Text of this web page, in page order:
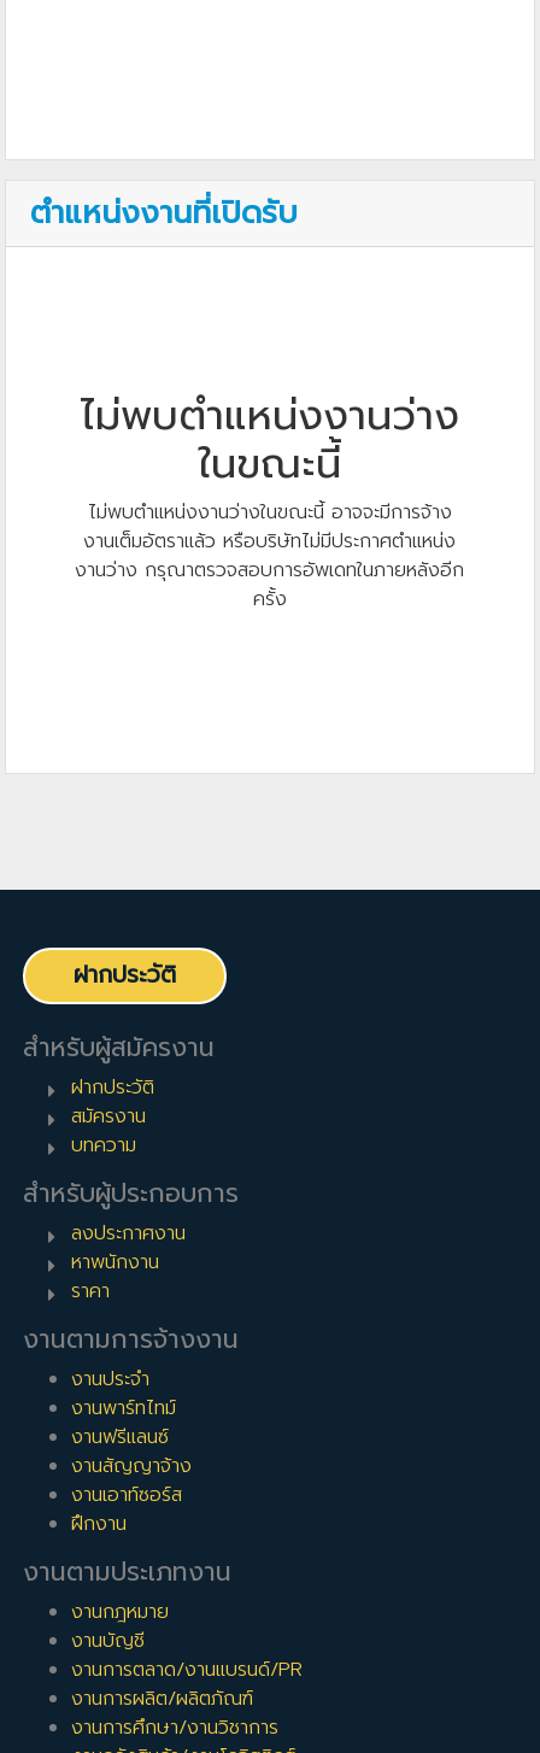
ตำแหน่งงานที่เปิดรับ
ไม่พบตำแหน่งงานว่าง
ในขณะนี้
ไม่พบตำแหน่งงานว่างในขณะนี้ อาจจะมีการจ้าง
งานเต็มอัตราแล้ว หรือบริษัทไม่มีประกาศตำแหน่ง
งานว่าง กรุณาตรวจสอบการอัพเดทในภายหลังอีก
ครั้ง
ฝากประวัติ
สำหรับผู้สมัครงาน
ฝากประวัติ
สมัครงาน
บทความ
สำหรับผู้ประกอบการ
ลงประกาศงาน
หาพนักงาน
ราคา
งานตามการจ้างงาน
งานประจำ
งานพาร์ทไทม์
งานฟรีแลนซ์
งานสัญญาจ้าง
งานเอาท์ซอร์ส
ฝึกงาน
งานตามประเภทงาน
งานกฎหมาย
งานบัญชี
งานการตลาด/งานแบรนด์/PR
งานการผลิต/ผลิตภัณฑ์
งานการศึกษา/งานวิชาการ